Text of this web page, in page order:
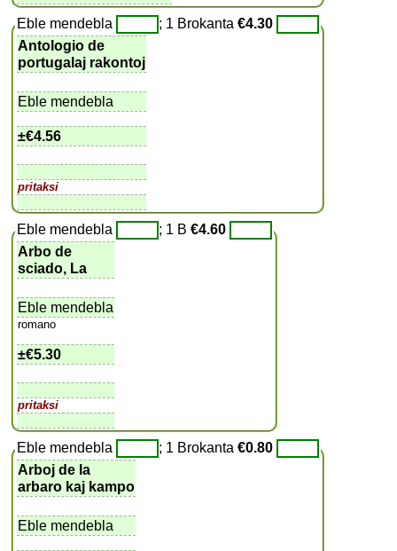
Eble mendebla ; 1 Brokanta€4.30
Antologio de
portugalaj rakontoj
Eble mendebla
±€4.56
pritaksi
Eble mendebla ; 1 B€4.60
Arbo de
sciado, La
Eble mendebla
romano
±€5.30
pritaksi
Eble mendebla ; 1 Brokanta€0.80
Arboj de la
arbaro kaj kampo
Eble mendebla